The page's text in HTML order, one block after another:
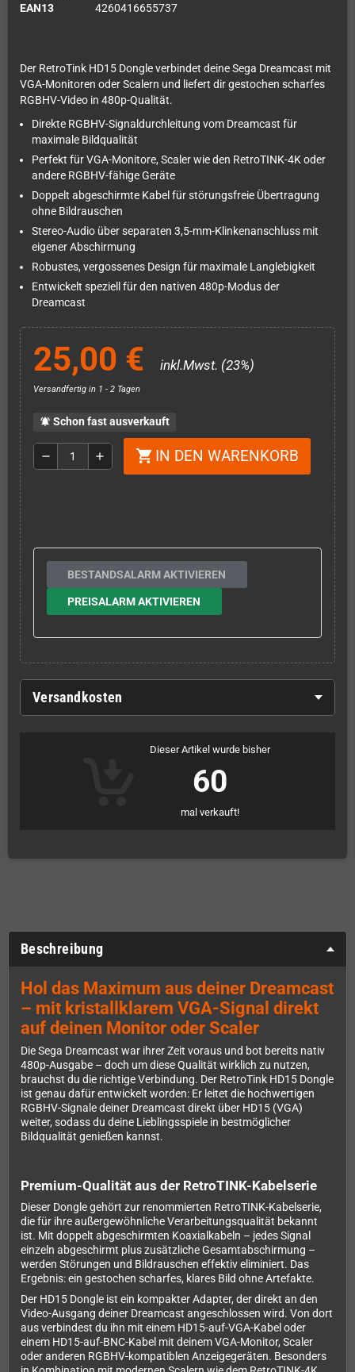
EAN13
4260416655737
Der RetroTink HD15 Dongle verbindet deine Sega Dreamcast mit
VGA-Monitoren oder Scalern und liefert dir gestochen scharfes
RGBHV-Video in 480p-Qualität.
Direkte RGBHV-Signaldurchleitung vom Dreamcast für
maximale Bildqualität
Perfekt für VGA-Monitore, Scaler wie den RetroTINK-4K oder
andere RGBHV-fähige Geräte
Doppelt abgeschirmte Kabel für störungsfreie Übertragung
ohne Bildrauschen
Stereo-Audio über separaten 3,5-mm-Klinkenanschluss mit
eigener Abschirmung
Robustes, vergossenes Design für maximale Langlebigkeit
Entwickelt speziell für den nativen 480p-Modus der
Dreamcast
25,00 € inkl.Mwst. (23%)
Versandfertig in 1 - 2 Tagen
notifications_active Schon fast ausverkauft
remove add shopping_cart IN DEN WARENKORB
BESTANDSALARM AKTIVIEREN
PREISALARM AKTIVIEREN
Versandkosten
Dieser Artikel wurde bisher
60
mal verkauft!
Beschreibung
Hol das Maximum aus deiner Dreamcast
– mit kristallklarem VGA-Signal direkt
auf deinen Monitor oder Scaler
Die Sega Dreamcast war ihrer Zeit voraus und bot bereits nativ
480p-Ausgabe – doch um diese Qualität wirklich zu nutzen,
brauchst du die richtige Verbindung. Der RetroTink HD15 Dongle
ist genau dafür entwickelt worden: Er leitet die hochwertigen
RGBHV-Signale deiner Dreamcast direkt über HD15 (VGA)
weiter, sodass du deine Lieblingsspiele in bestmöglicher
Bildqualität genießen kannst.
Premium-Qualität aus der RetroTINK-Kabelserie
Dieser Dongle gehört zur renommierten RetroTINK-Kabelserie,
die für ihre außergewöhnliche Verarbeitungsqualität bekannt
ist. Mit doppelt abgeschirmten Koaxialkabeln – jedes Signal
einzeln abgeschirmt plus zusätzliche Gesamtabschirmung –
werden Störungen und Bildrauschen effektiv eliminiert. Das
Ergebnis: ein gestochen scharfes, klares Bild ohne Artefakte.
Der HD15 Dongle ist ein kompakter Adapter, der direkt an den
Video-Ausgang deiner Dreamcast angeschlossen wird. Von dort
aus verbindest du ihn mit einem HD15-auf-VGA-Kabel oder
einem HD15-auf-BNC-Kabel mit deinem VGA-Monitor, Scaler
oder anderen RGBHV-kompatiblen Anzeigegeräten. Besonders